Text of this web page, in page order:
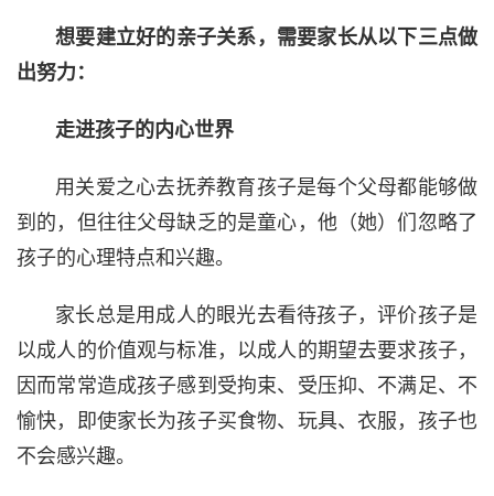
想要建立好的亲子关系，需要家长从以下三点做
出努力：
走进孩子的内心世界
用关爱之心去抚养教育孩子是每个父母都能够做
到的，但往往父母缺乏的是童心，他（她）们忽略了
孩子的心理特点和兴趣。
家长总是用成人的眼光去看待孩子，评价孩子是
以成人的价值观与标准，以成人的期望去要求孩子，
因而常常造成孩子感到受拘束、受压抑、不满足、不
愉快，即使家长为孩子买食物、玩具、衣服，孩子也
不会感兴趣。